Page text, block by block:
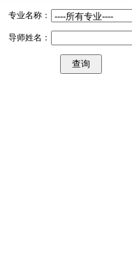
专业名称：
导师姓名：